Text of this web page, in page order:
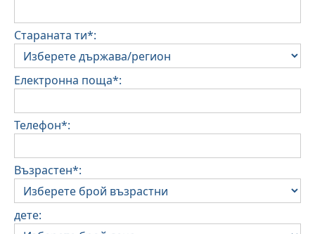
Стараната ти*:
Електронна поща*:
Телефон*:
Възрастен*:
дете: